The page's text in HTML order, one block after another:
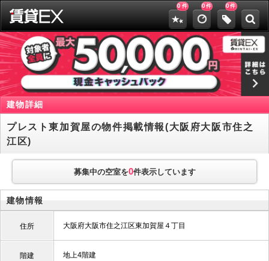
0 件 0件 0件
建物詳細
プレスト東加賀屋の物件掲載情報(大阪府大阪市住之
江区)
募集中の空室を0件表示しています
建物情報
住所 大阪府大阪市住之江区東加賀屋４丁目
階建 地上4階建